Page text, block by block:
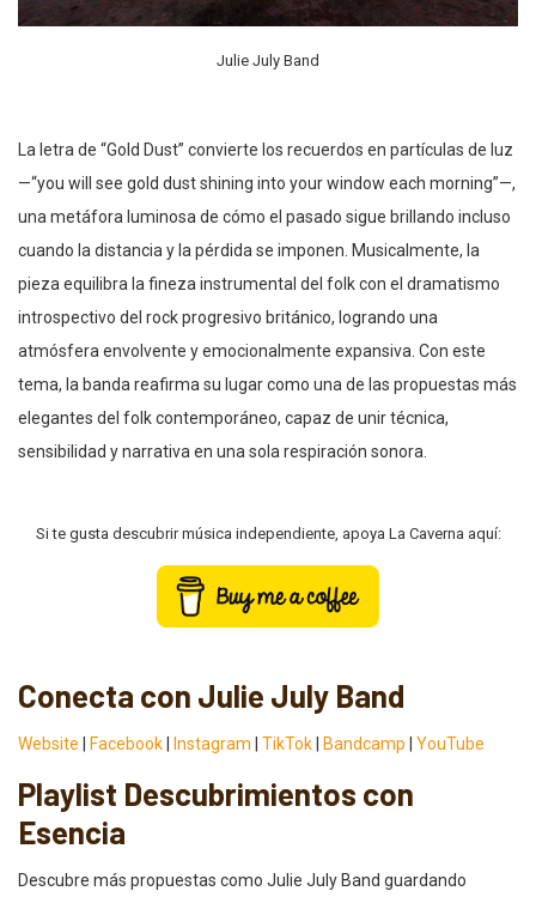
Julie July Band
La letra de “Gold Dust” convierte los recuerdos en partículas de luz
—“you will see gold dust shining into your window each morning”—,
una metáfora luminosa de cómo el pasado sigue brillando incluso
cuando la distancia y la pérdida se imponen. Musicalmente, la
pieza equilibra la fineza instrumental del folk con el dramatismo
introspectivo del rock progresivo británico, logrando una
atmósfera envolvente y emocionalmente expansiva. Con este
tema, la banda reafirma su lugar como una de las propuestas más
elegantes del folk contemporáneo, capaz de unir técnica,
sensibilidad y narrativa en una sola respiración sonora.
Si te gusta descubrir música independiente, apoya La Caverna aquí:
Conecta con Julie July Band
Website Facebook Instagram TikTok Bandcamp YouTube
Playlist Descubrimientos con
Esencia
Descubre más propuestas como Julie July Band guardando